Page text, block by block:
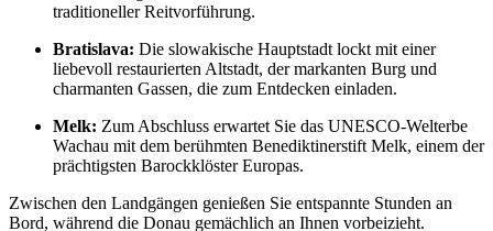
traditioneller Reitvorführung.
Bratislava: Die slowakische Hauptstadt lockt mit einer
liebevoll restaurierten Altstadt, der markanten Burg und
charmanten Gassen, die zum Entdecken einladen.
Melk: Zum Abschluss erwartet Sie das UNESCO-Welterbe
Wachau mit dem berühmten Benediktinerstift Melk, einem der
prächtigsten Barockklöster Europas.
Zwischen den Landgängen genießen Sie entspannte Stunden an
Bord, während die Donau gemächlich an Ihnen vorbeizieht.